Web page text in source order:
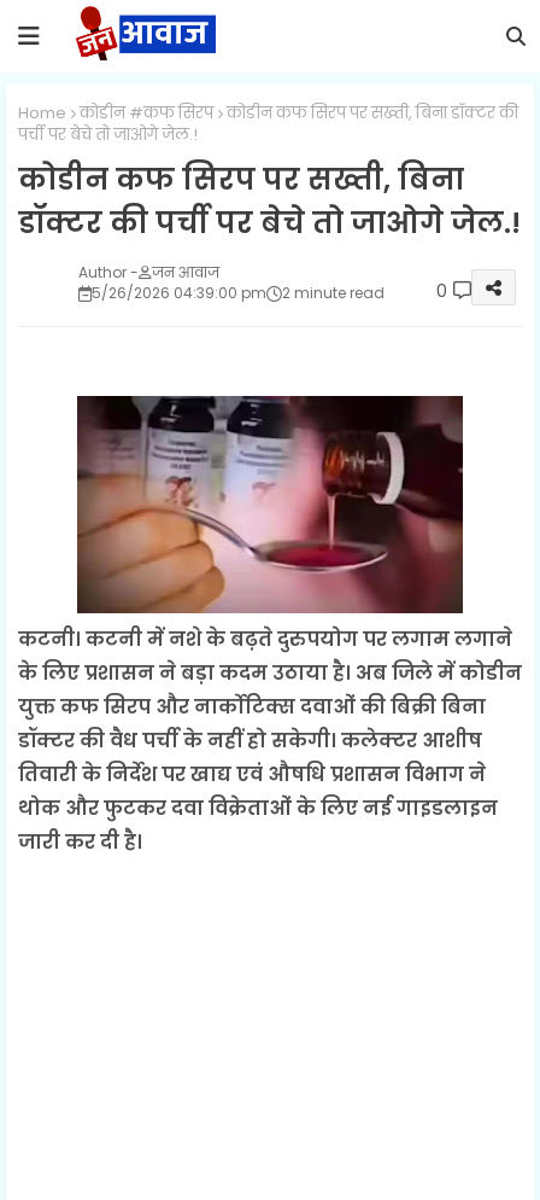
Home कोडीन #कफ सिरप कोडीन कफ सिरप पर सख्ती, बिना डॉक्टर की
पर्ची पर बेचे तो जाओगे जेल.!
कोडीन कफ सिरप पर सख्ती, बिना
डॉक्टर की पर्ची पर बेचे तो जाओगे जेल.!
जन आवाज
5/26/2026 04:39:00 pm
2 minute read 0
कटनी। कटनी में नशे के बढ़ते दुरुपयोग पर लगाम लगाने
के लिए प्रशासन ने बड़ा कदम उठाया है। अब जिले में कोडीन
युक्त कफ सिरप और नार्कोटिक्स दवाओं की बिक्री बिना
डॉक्टर की वैध पर्ची के नहीं हो सकेगी। कलेक्टर आशीष
तिवारी के निर्देश पर खाद्य एवं औषधि प्रशासन विभाग ने
थोक और फुटकर दवा विक्रेताओं के लिए नई गाइडलाइन
जारी कर दी है।